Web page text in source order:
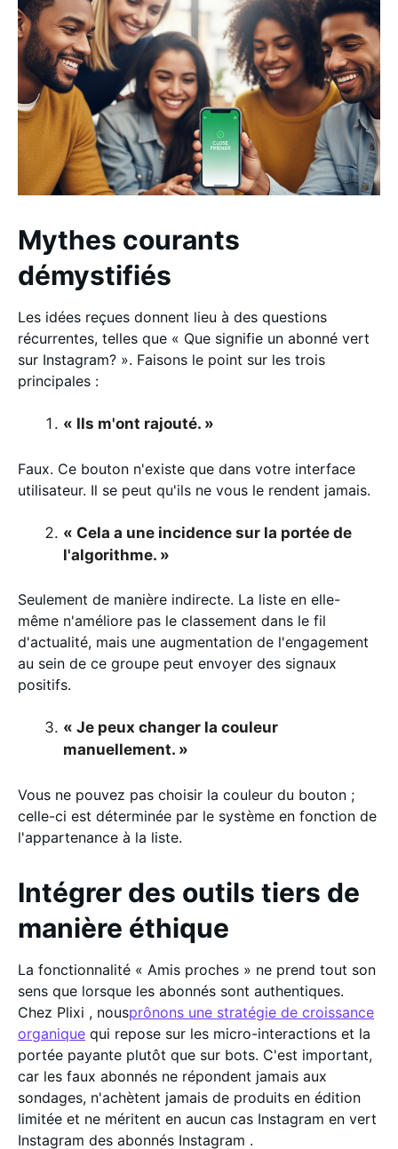
Mythes courants
démystifiés
Les idées reçues donnent lieu à des questions
récurrentes, telles que « Que signifie un abonné vert
sur Instagram? ». Faisons le point sur les trois
principales :
« Ils m'ont rajouté. »
Faux. Ce bouton n'existe que dans votre interface
utilisateur. Il se peut qu'ils ne vous le rendent jamais.
« Cela a une incidence sur la portée de
l'algorithme. »
Seulement de manière indirecte. La liste en elle-
même n'améliore pas le classement dans le fil
d'actualité, mais une augmentation de l'engagement
au sein de ce groupe peut envoyer des signaux
positifs.
« Je peux changer la couleur
manuellement. »
Vous ne pouvez pas choisir la couleur du bouton ;
celle-ci est déterminée par le système en fonction de
l'appartenance à la liste.
Intégrer des outils tiers de
manière éthique
La fonctionnalité « Amis proches » ne prend tout son
sens que lorsque les abonnés sont authentiques.
Chez Plixi , nousprônons une stratégie de croissance
organique qui repose sur les micro-interactions et la
portée payante plutôt que sur bots. C'est important,
car les faux abonnés ne répondent jamais aux
sondages, n'achètent jamais de produits en édition
limitée et ne méritent en aucun cas Instagram en vert
Instagram des abonnés Instagram .